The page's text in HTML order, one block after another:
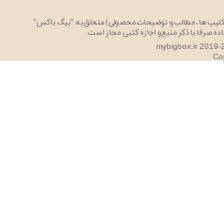
کلیپ ها، مطالب و توضیحات محصولی) متعلق به "بیگ باکس"
صرفا با ذکر منبع و اجازه کتبی مجاز است.
mybigbox.ir 2019-